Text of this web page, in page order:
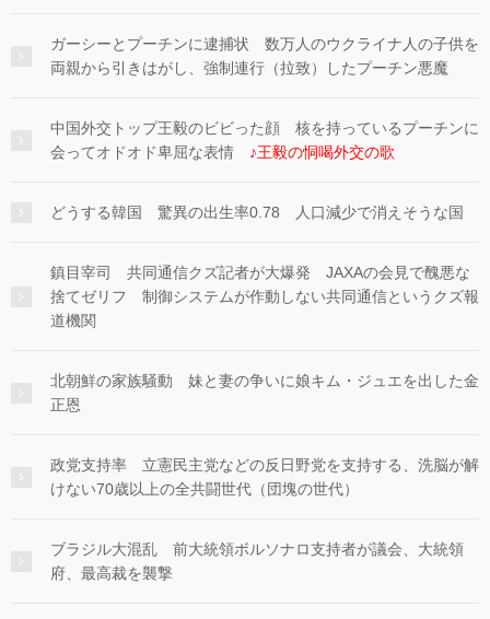
ガーシーとプーチンに逮捕状 数万人のウクライナ人の子供を
両親から引きはがし、強制連行（拉致）したプーチン悪魔
中国外交トップ王毅のビビった顔 核を持っているプーチンに
会ってオドオド卑屈な表情 ♪王毅の恫喝外交の歌
どうする韓国 驚異の出生率0.78 人口減少で消えそうな国
鎮目宰司 共同通信クズ記者が大爆発 JAXAの会見で醜悪な
捨てゼリフ 制御システムが作動しない共同通信というクズ報
道機関
北朝鮮の家族騒動 妹と妻の争いに娘キム・ジュエを出した金
正恩
政党支持率 立憲民主党などの反日野党を支持する、洗脳が解
けない70歳以上の全共闘世代（団塊の世代）
ブラジル大混乱 前大統領ボルソナロ支持者が議会、大統領
府、最高裁を襲撃